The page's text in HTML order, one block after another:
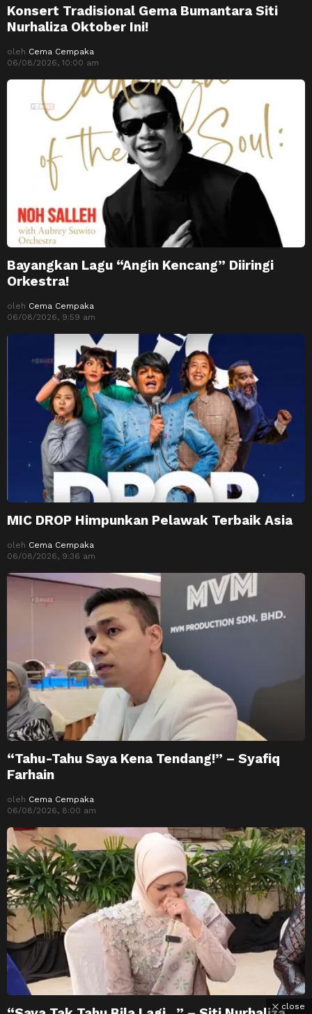
Konsert Tradisional Gema Bumantara Siti
Nurhaliza Oktober Ini!
oleh Cema Cempaka
06/08/2026, 10:00 am
Bayangkan Lagu “Angin Kencang” Diiringi
Orkestra!
oleh Cema Cempaka
06/08/2026, 9:59 am
MIC DROP Himpunkan Pelawak Terbaik Asia
oleh Cema Cempaka
06/08/2026, 9:36 am
“Tahu-Tahu Saya Kena Tendang!” – Syafiq
Farhain
oleh Cema Cempaka
06/08/2026, 8:00 am
close